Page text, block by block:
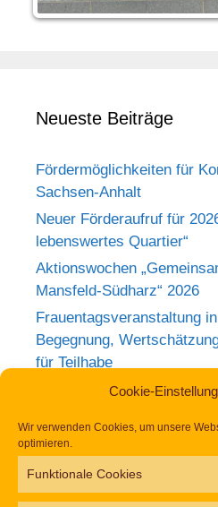
Cookie-
Wir verwenden Cookies, um unsere
optimieren.
Funktionale Cookies
Frauentagsveranstaltung in
für Teilhabe
Rückblick zum
Rosarium Sangerhausen
Tag der Begegnung 2026 –
dabei sein!
Einladung zur
Hettstedt
Aufruf zu den
Inklusion in Mansfeld-
Impressum Datenschutz